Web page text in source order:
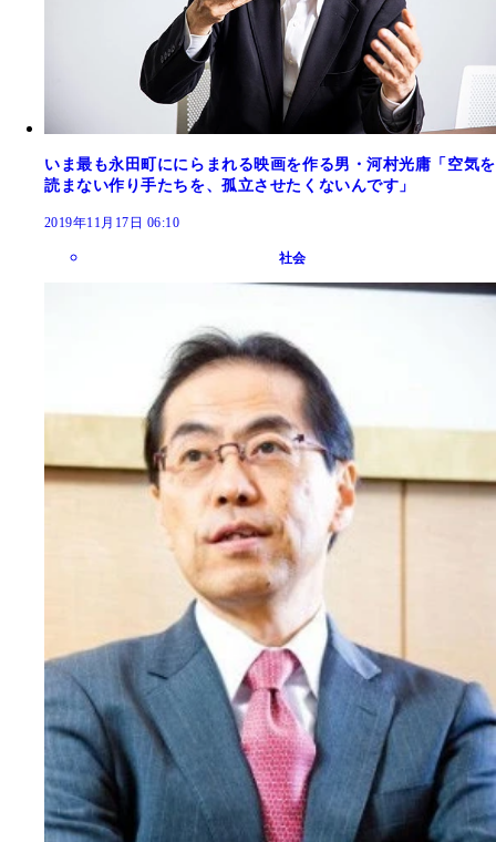
いま最も永田町ににらまれる映画を作る男・河村光庸「空気を
読まない作り手たちを、孤立させたくないんです」
2019年11月17日 06:10
社会